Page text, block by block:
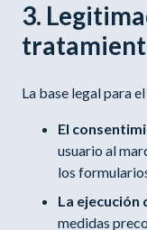
3.
La base legal para
El
usuario al
los
La ejecución
medidas